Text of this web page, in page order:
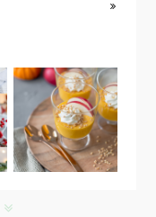
Süßes
Apfel-
Kürbis-
Dessert für
die